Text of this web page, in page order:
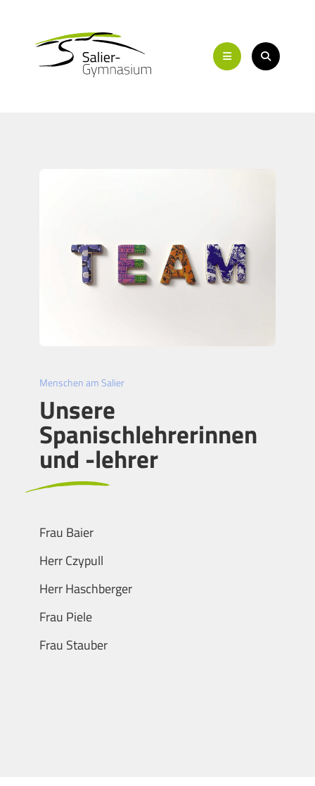
Menschen am Salier
Unsere
Spanischlehrerinnen
und -lehrer
Frau Baier
Herr Czypull
Herr Haschberger
Frau Piele
Frau Stauber